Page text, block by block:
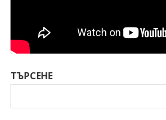
ТЪРСЕНЕ